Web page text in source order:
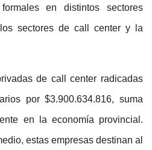
en distintos sectores
sectores de call center y la
de call center radicadas
por $3.900.634.816, suma
en la economía provincial.
estas empresas destinan al